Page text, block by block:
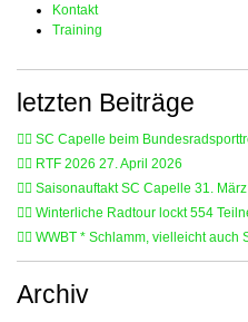
Kontakt
Training
letzten Beiträge
🚴‍♂️ SC Capelle beim
🚴‍♂️ RTF 2026 27. April 2026
🚴‍♂️ Saisonauftakt SC Capelle 31.
🚴‍♂️ Winterliche Radtour lockt 554
🚴‍♂️ WWBT * Schlamm, vielleicht auch
Archiv